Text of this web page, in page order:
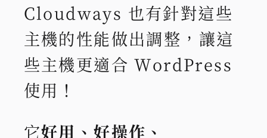
Cloudways 也有針對這些
主機的性能做出調整，讓這
些主機更適合 WordPress
使用！
它好用、好操作、